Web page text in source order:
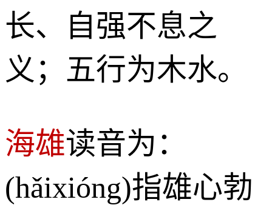
长、自强不息之
义；五行为木水。
海雄读音为：
(hǎixióng)指雄心勃